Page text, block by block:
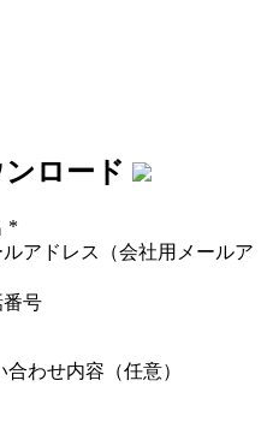
ロード
*
ルアドレス（会社用メールア
番号
合わせ内容（任意）